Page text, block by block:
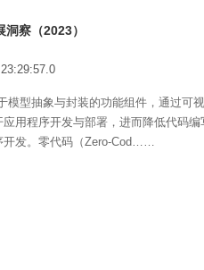
察（2023）
模型抽象与封装的功能组件，通过可
用程序开发与部署，进⽽降低代码编
发。零代码（Zero-Cod……